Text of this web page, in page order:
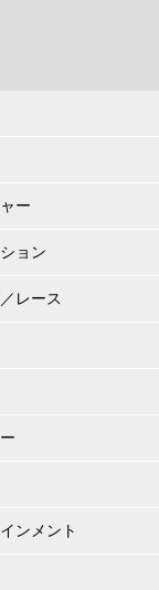
ー
ョン
レース
ンメント